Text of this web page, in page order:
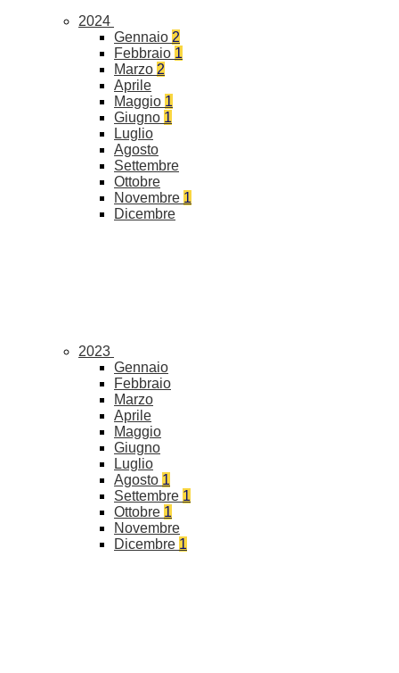
2024
Gennaio 2
Febbraio 1
Marzo 2
Aprile
Maggio 1
Giugno 1
Luglio
Agosto
Settembre
Ottobre
Novembre 1
Dicembre
2023
Gennaio
Febbraio
Marzo
Aprile
Maggio
Giugno
Luglio
Agosto 1
Settembre 1
Ottobre 1
Novembre
Dicembre 1